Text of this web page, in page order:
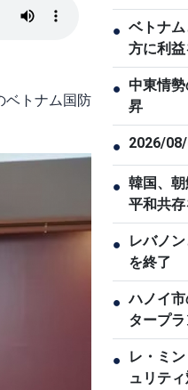
ベトナム国防
● ベトナ
方に利
● 中東情
昇
● 2026/
● 韓国、
平和共存
●
レバノ
を終了
● ハノイ
タープ
の志
●
レ・ミ
ュリテ